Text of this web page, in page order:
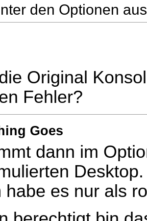
den Optionen
Original
Fehler?
Goes
dann im
Desktop.
habe es nur als